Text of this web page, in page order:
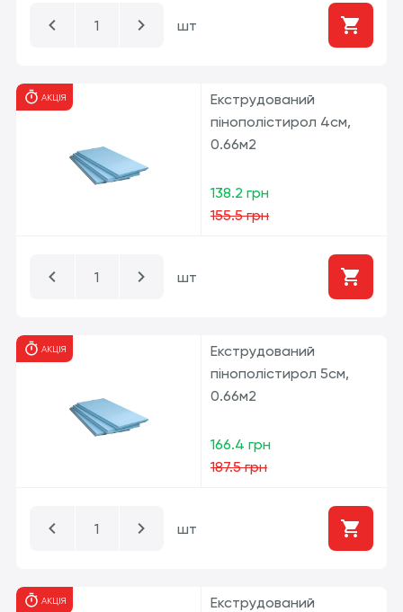
шт
АКЦІЯ
Екструдований
пінополістирол 4см,
0.66м2
138.2 грн
155.5 грн
шт
АКЦІЯ
Екструдований
пінополістирол 5см,
0.66м2
166.4 грн
187.5 грн
шт
АКЦІЯ
Екструдований